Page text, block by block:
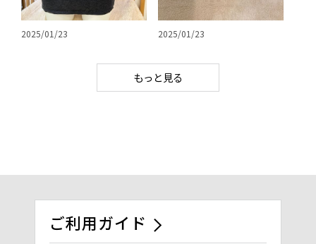
2025/01/23 2025/01/23
もっと見る
ご利用ガイド